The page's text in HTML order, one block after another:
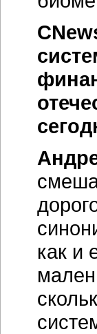
как и